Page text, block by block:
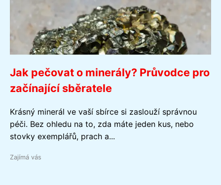
Jak pečovat o minerály? Průvodce pro
začínající sběratele
Krásný minerál ve vaší sbírce si zaslouží správnou
péči. Bez ohledu na to, zda máte jeden kus, nebo
stovky exemplářů, prach a...
Zajímá vás